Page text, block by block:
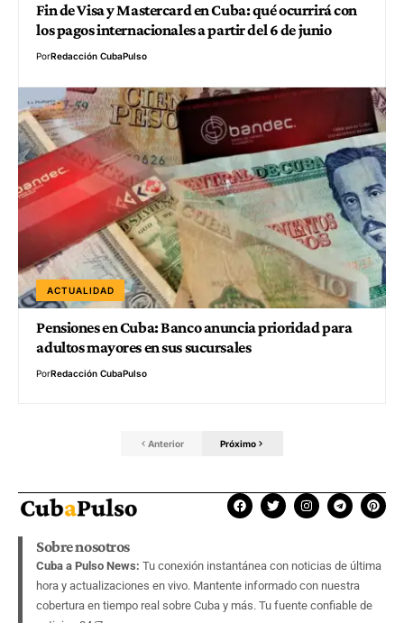
Fin de Visa y Mastercard en Cuba: qué ocurrirá con
los pagos internacionales a partir del 6 de junio
PorRedacción CubaPulso
ACTUALIDAD
Pensiones en Cuba: Banco anuncia prioridad para
adultos mayores en sus sucursales
PorRedacción CubaPulso
Anterior Próximo
Sobre nosotros
Cuba a Pulso News: Tu conexión instantánea con noticias de última
hora y actualizaciones en vivo. Mantente informado con nuestra
cobertura en tiempo real sobre Cuba y más. Tu fuente confiable de